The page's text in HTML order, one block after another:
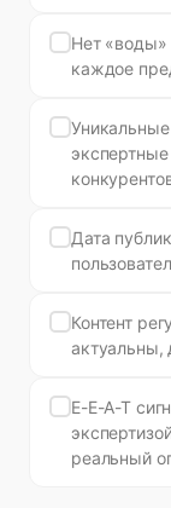
Нет
каждое
Дата
Контент
E-E-A-T
реальный